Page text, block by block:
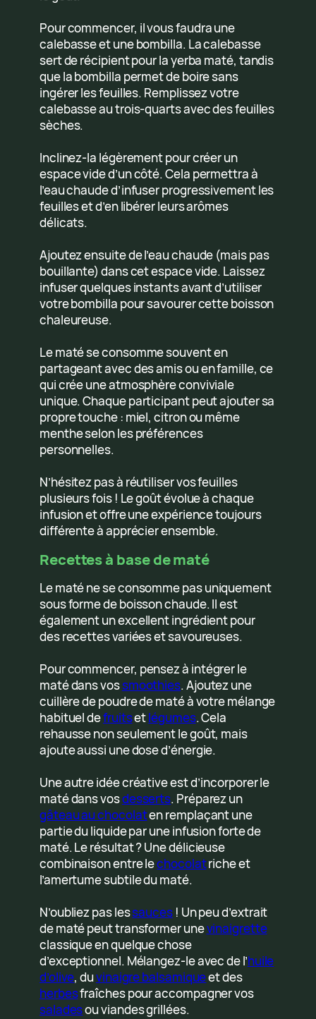
Pour commencer, il vous faudra une
calebasse et une bombilla. La calebasse
sert de récipient pour la yerba maté, tandis
que la bombilla permet de boire sans
ingérer les feuilles. Remplissez votre
calebasse au trois-quarts avec des feuilles
sèches.
Inclinez-la légèrement pour créer un
espace vide d’un côté. Cela permettra à
l’eau chaude d’infuser progressivement les
feuilles et d’en libérer leurs arômes
délicats.
Ajoutez ensuite de l’eau chaude (mais pas
bouillante) dans cet espace vide. Laissez
infuser quelques instants avant d’utiliser
votre bombilla pour savourer cette boisson
chaleureuse.
Le maté se consomme souvent en
partageant avec des amis ou en famille, ce
qui crée une atmosphère conviviale
unique. Chaque participant peut ajouter sa
propre touche : miel, citron ou même
menthe selon les préférences
personnelles.
N’hésitez pas à réutiliser vos feuilles
plusieurs fois ! Le goût évolue à chaque
infusion et offre une expérience toujours
différente à apprécier ensemble.
Recettes à base de maté
Le maté ne se consomme pas uniquement
sous forme de boisson chaude. Il est
également un excellent ingrédient pour
des recettes variées et savoureuses.
Pour commencer, pensez à intégrer le
maté dans vossmoothies. Ajoutez une
cuillère de poudre de maté à votre mélange
habituel defruitsetlégumes. Cela
rehausse non seulement le goût, mais
ajoute aussi une dose d’énergie.
Une autre idée créative est d’incorporer le
maté dans vosdesserts. Préparez un
gâteau au chocolaten remplaçant une
partie du liquide par une infusion forte de
maté. Le résultat ? Une délicieuse
combinaison entre lechocolatriche et
l’amertume subtile du maté.
N’oubliez pas lessauces! Un peu d’extrait
de maté peut transformer unevinaigrette
classique en quelque chose
d’exceptionnel. Mélangez-le avec de l’huile
d’olive, duvinaigre balsamiqueet des
herbesfraîches pour accompagner vos
saladesou viandes grillées.